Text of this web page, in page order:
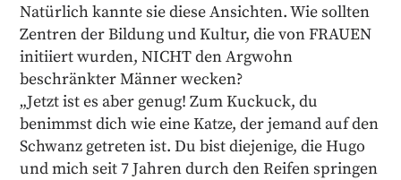
Natürlich kannte sie diese Ansichten. Wie sollten
Zentren der Bildung und Kultur, die von FRAUEN
initiiert wurden, NICHT den Argwohn
beschränkter Männer wecken?
„Jetzt ist es aber genug! Zum Kuckuck, du
benimmst dich wie eine Katze, der jemand auf den
Schwanz getreten ist. Du bist diejenige, die Hugo
und mich seit 7 Jahren durch den Reifen springen